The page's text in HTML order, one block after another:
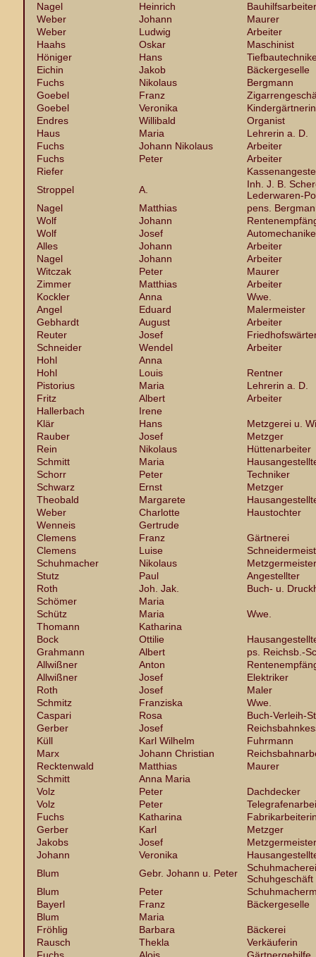
Nagel
Heinrich
Bauhilfsarbeiter
Weber
Johann
Maurer
Weber
Ludwig
Arbeiter
Haahs
Oskar
Maschinist
Höniger
Hans
Eichin
Jakob
Bäckergeselle
Fuchs
Nikolaus
Bergmann
Goebel
Franz
Goebel
Veronika
Kindergärtnerin
Endres
Willibald
Organist
Haus
Maria
Lehrerin a. D.
Fuchs
Johann Nikolaus
Arbeiter
Fuchs
Peter
Arbeiter
Riefer
Stroppel
A.
Inh. J. B.
Lederwaren-
Nagel
Matthias
pens.
Wolf
Johann
Wolf
Josef
Alles
Johann
Arbeiter
Nagel
Johann
Arbeiter
Witczak
Peter
Maurer
Zimmer
Matthias
Arbeiter
Kockler
Anna
Wwe.
Angel
Eduard
Malermeister
Gebhardt
August
Arbeiter
Reuter
Josef
Schneider
Wendel
Arbeiter
Hohl
Anna
Hohl
Louis
Rentner
Pistorius
Maria
Lehrerin a. D.
Fritz
Albert
Arbeiter
Hallerbach
Irene
Klär
Hans
Metzgerei u.
Rauber
Josef
Metzger
Rein
Nikolaus
Hüttenarbeiter
Schmitt
Maria
Schorr
Peter
Techniker
Schwarz
Ernst
Metzger
Theobald
Margarete
Weber
Charlotte
Haustochter
Wenneis
Gertrude
Clemens
Franz
Gärtnerei
Clemens
Luise
Schuhmacher
Nikolaus
Metzgermeister
Stutz
Paul
Angestellter
Roth
Joh. Jak.
Buch- u.
Schömer
Maria
Schütz
Maria
Wwe.
Thomann
Katharina
Bock
Ottilie
Grahmann
Albert
ps. Reichsb.-
Allwißner
Anton
Allwißner
Josef
Elektriker
Roth
Josef
Maler
Schmitz
Franziska
Wwe.
Caspari
Rosa
Buch-Verleih-
Gerber
Josef
Küll
Karl Wilhelm
Fuhrmann
Marx
Johann Christian
Recktenwald
Matthias
Maurer
Schmitt
Anna Maria
Volz
Peter
Dachdecker
Volz
Peter
Fuchs
Katharina
Gerber
Karl
Metzger
Jakobs
Josef
Metzgermeister
Johann
Veronika
Blum
Gebr. Johann u. Peter
Schuhgeschäft
Blum
Peter
Bayerl
Franz
Bäckergeselle
Blum
Maria
Fröhlig
Barbara
Bäckerei
Rausch
Thekla
Verkäuferin